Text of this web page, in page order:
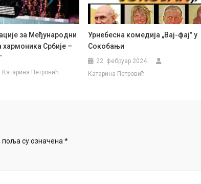
за Међународни
хармоника Србије –
Катарина Петровић
Урнебесна комедија „Вај-фајˮ у
Сокобањи
22. фебруар 2024.
Катарина Петровић
поља су означена *